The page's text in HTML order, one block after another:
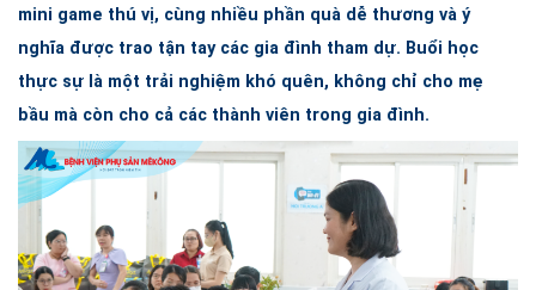
mini game thú vị, cùng nhiều phần quà dễ thương và ý
nghĩa được trao tận tay các gia đình tham dự. Buổi học
thực sự là một trải nghiệm khó quên, không chỉ cho mẹ
bầu mà còn cho cả các thành viên trong gia đình.